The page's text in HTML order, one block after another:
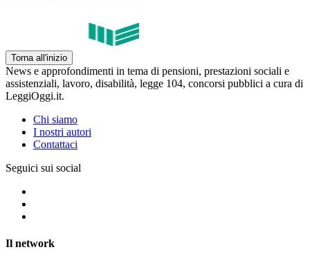
Torna all'inizio
News e approfondimenti in tema di pensioni, prestazioni sociali e
assistenziali, lavoro, disabilità, legge 104, concorsi pubblici a cura di
LeggiOggi.it.
Chi siamo
I nostri autori
Contattaci
Seguici sui social
Il network